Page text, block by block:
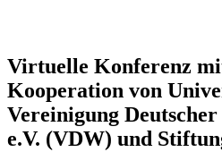
Virtuelle Konferenz
Kooperation von
Vereinigung
e.V. (VDW) und